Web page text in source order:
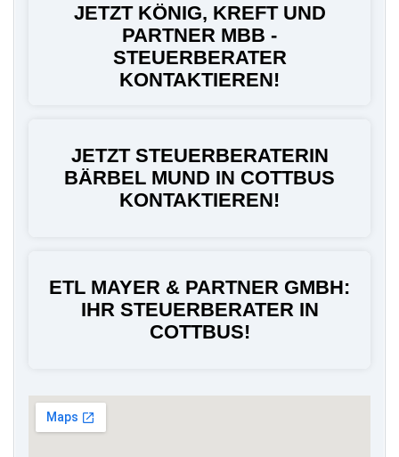
JETZT KÖNIG, KREFT UND
PARTNER MBB -
STEUERBERATER
KONTAKTIEREN!
JETZT STEUERBERATERIN
BÄRBEL MUND IN COTTBUS
KONTAKTIEREN!
ETL MAYER & PARTNER GMBH:
IHR STEUERBERATER IN
COTTBUS!